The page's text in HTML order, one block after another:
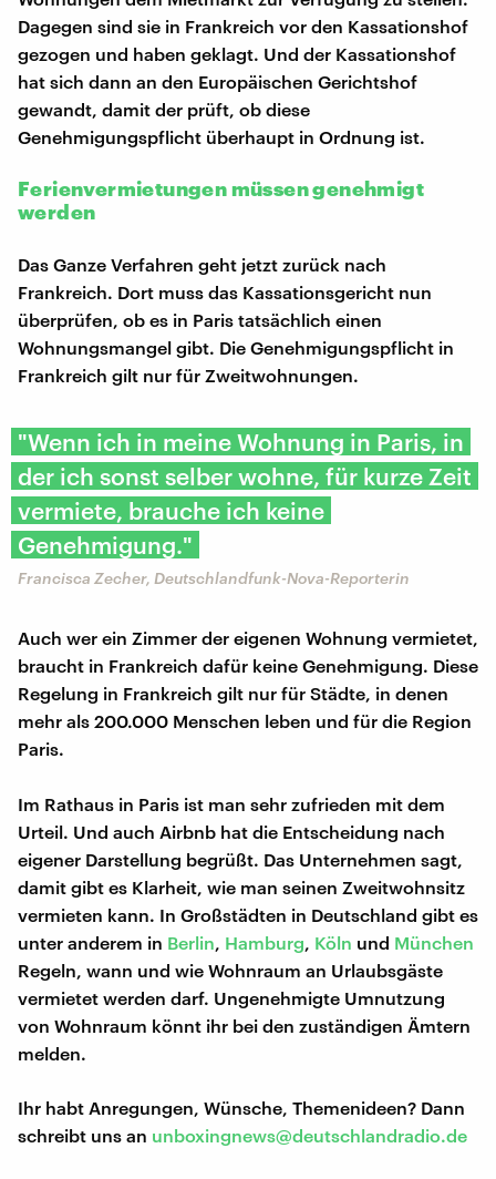
Dagegen sind sie in Frankreich vor den Kassationshof
gezogen und haben geklagt. Und der Kassationshof
hat sich dann an den Europäischen Gerichtshof
gewandt, damit der prüft, ob diese
Genehmigungspflicht überhaupt in Ordnung ist.
Ferienvermietungen müssen genehmigt
werden
Das Ganze Verfahren geht jetzt zurück nach
Frankreich. Dort muss das Kassationsgericht nun
überprüfen, ob es in Paris tatsächlich einen
Wohnungsmangel gibt. Die Genehmigungspflicht in
Frankreich gilt nur für Zweitwohnungen.
"Wenn ich in meine Wohnung in Paris, in
der ich sonst selber wohne, für kurze Zeit
vermiete, brauche ich keine
Genehmigung."
Francisca Zecher, Deutschlandfunk-Nova-Reporterin
Auch wer ein Zimmer der eigenen Wohnung vermietet,
braucht in Frankreich dafür keine Genehmigung. Diese
Regelung in Frankreich gilt nur für Städte, in denen
mehr als 200.000 Menschen leben und für die Region
Paris.
Im Rathaus in Paris ist man sehr zufrieden mit dem
Urteil. Und auch Airbnb hat die Entscheidung nach
eigener Darstellung begrüßt. Das Unternehmen sagt,
damit gibt es Klarheit, wie man seinen Zweitwohnsitz
vermieten kann. In Großstädten in Deutschland gibt es
unter anderem in Berlin Hamburg Köln und München
Regeln, wann und wie Wohnraum an Urlaubsgäste
vermietet werden darf. Ungenehmigte Umnutzung
von Wohnraum könnt ihr bei den zuständigen Ämtern
melden.
Ihr habt Anregungen, Wünsche, Themenideen? Dann
schreibt uns an unboxingnews@deutschlandradio.de